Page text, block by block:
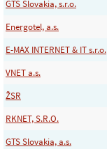
GTS Slovakia, s.r.o.
Energotel, a.s.
E-MAX INTERNET & IT s.r.o.
VNET a.s.
ŽSR
RKNET, S.R.O.
GTS Slovakia, a.s.